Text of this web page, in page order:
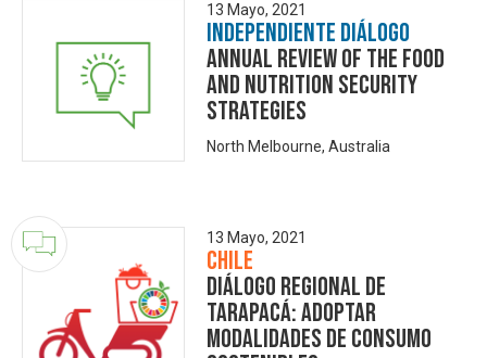
13 Mayo, 2021
Independiente Diálogo
Annual Review of the Food
and Nutrition Security
Strategies
North Melbourne, Australia
13 Mayo, 2021
Chile
Diálogo Regional de
Tarapacá: Adoptar
modalidades de consumo